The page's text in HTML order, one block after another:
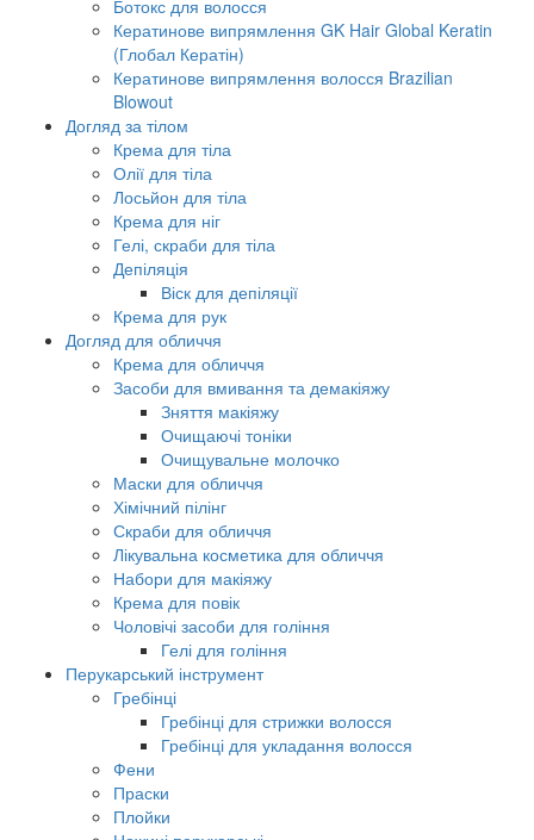
Ботокс для волосся
Кератинове випрямлення GK Hair Global Keratin
(Глобал Кератін)
Кератинове випрямлення волосся Brazilian
Blowout
Догляд за тілом
Крема для тіла
Олії для тіла
Лосьйон для тіла
Крема для ніг
Гелі, скраби для тіла
Депіляція
Віск для депіляції
Крема для рук
Догляд для обличчя
Крема для обличчя
Засоби для вмивання та демакіяжу
Зняття макіяжу
Очищаючі тоніки
Очищувальне молочко
Маски для обличчя
Хімічний пілінг
Скраби для обличчя
Лікувальна косметика для обличчя
Набори для макіяжу
Крема для повік
Чоловічі засоби для гоління
Гелі для гоління
Перукарський інструмент
Гребінці
Гребінці для стрижки волосся
Гребінці для укладання волосся
Фени
Праски
Плойки